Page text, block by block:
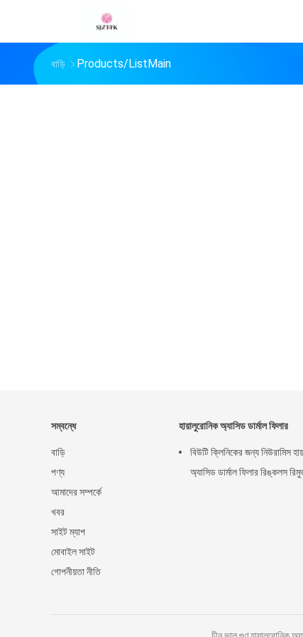
বাড়ি Products/ListMain
সম্বন্ধে
বাড়ি
পণ্য
আমাদের সম্পর্কে
খবর
সাইট ম্যাপ
মোবাইল সাইট
গোপনীয়তা নীতি
হায়ালুরোনিক অ্যাসিড ডার্মাল ফিলার
বিউটি ক্লিনিকের জন্য নিউরামিস
অ্যাসিড ডার্মাল ফিলার রিঙ্কলস